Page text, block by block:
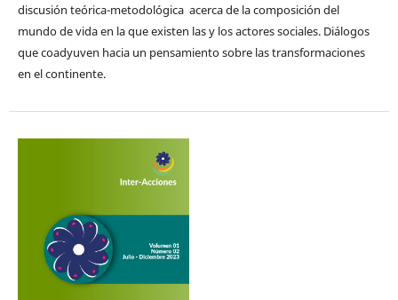
discusión teórica-metodológica acerca de la composición del
mundo de vida en la que existen las y los actores sociales. Diálogos
que coadyuven hacia un pensamiento sobre las transformaciones
en el continente.